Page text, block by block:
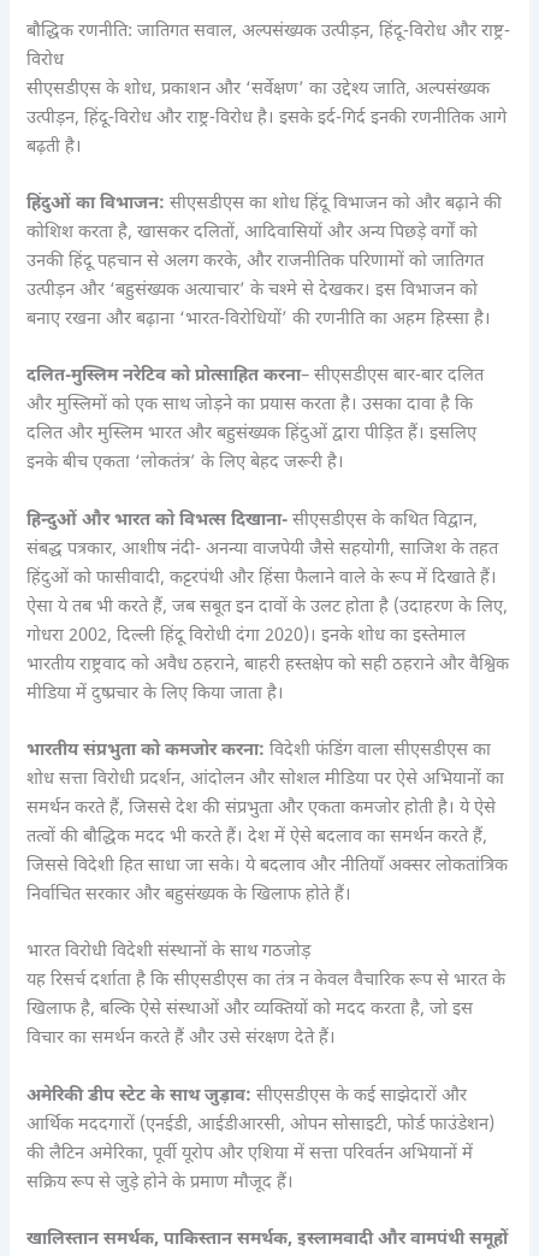
बौद्धिक रणनीति: जातिगत सवाल, अल्पसंख्यक उत्पीड़न, हिंदू-विरोध और राष्ट्र-
विरोध
सीएसडीएस के शोध, प्रकाशन और ‘सर्वेक्षण’ का उद्देश्य जाति, अल्पसंख्यक
उत्पीड़न, हिंदू-विरोध और राष्ट्र-विरोध है। इसके इर्द-गिर्द इनकी रणनीतिक आगे
बढ़ती है।
हिंदुओं का विभाजन: सीएसडीएस का शोध हिंदू विभाजन को और बढ़ाने की
कोशिश करता है, खासकर दलितों, आदिवासियों और अन्य पिछड़े वर्गों को
उनकी हिंदू पहचान से अलग करके, और राजनीतिक परिणामों को जातिगत
उत्पीड़न और ‘बहुसंख्यक अत्याचार’ के चश्मे से देखकर। इस विभाजन को
बनाए रखना और बढ़ाना ‘भारत-विरोधियों’ की रणनीति का अहम हिस्सा है।
दलित-मुस्लिम नरेटिव को प्रोत्साहित करना– सीएसडीएस बार-बार दलित
और मुस्लिमों को एक साथ जोड़ने का प्रयास करता है। उसका दावा है कि
दलित और मुस्लिम भारत और बहुसंख्यक हिंदुओं द्वारा पीड़ित हैं। इसलिए
इनके बीच एकता ‘लोकतंत्र’ के लिए बेहद जरूरी है।
हिन्दुओं और भारत को विभत्स दिखाना-सीएसडीएस के कथित विद्वान,
संबद्ध पत्रकार, आशीष नंदी- अनन्या वाजपेयी जैसे सहयोगी, साजिश के तहत
हिंदुओं को फासीवादी, कट्टरपंथी और हिंसा फैलाने वाले के रूप में दिखाते हैं।
ऐसा ये तब भी करते हैं, जब सबूत इन दावों के उलट होता है (उदाहरण के लिए,
गोधरा 2002, दिल्ली हिंदू विरोधी दंगा 2020)। इनके शोध का इस्तेमाल
भारतीय राष्ट्रवाद को अवैध ठहराने, बाहरी हस्तक्षेप को सही ठहराने और वैश्विक
मीडिया में दुष्प्रचार के लिए किया जाता है।
भारतीय संप्रभुता को कमजोर करना:विदेशी फंडिंग वाला सीएसडीएस का
शोध सत्ता विरोधी प्रदर्शन, आंदोलन और सोशल मीडिया पर ऐसे अभियानों का
समर्थन करते हैं, जिससे देश की संप्रभुता और एकता कमजोर होती है। ये ऐसे
तत्वों की बौद्धिक मदद भी करते हैं। देश में ऐसे बदलाव का समर्थन करते हैं,
जिससे विदेशी हित साधा जा सके। ये बदलाव और नीतियाँ अक्सर लोकतांत्रिक
निर्वाचित सरकार और बहुसंख्यक के खिलाफ होते हैं।
भारत विरोधी विदेशी संस्थानों के साथ गठजोड़
यह रिसर्च दर्शाता है कि सीएसडीएस का तंत्र न केवल वैचारिक रूप से भारत के
खिलाफ है, बल्कि ऐसे संस्थाओं और व्यक्तियों को मदद करता है, जो इस
विचार का समर्थन करते हैं और उसे संरक्षण देते हैं।
अमेरिकी डीप स्टेट के साथ जुड़ाव: सीएसडीएस के कई साझेदारों और
आर्थिक मददगारों (एनईडी, आईडीआरसी, ओपन सोसाइटी, फोर्ड फाउंडेशन)
की लैटिन अमेरिका, पूर्वी यूरोप और एशिया में सत्ता परिवर्तन अभियानों में
सक्रिय रूप से जुड़े होने के प्रमाण मौजूद हैं।
खालिस्तान समर्थक, पाकिस्तान समर्थक, इस्लामवादी और वामपंथी समूहों